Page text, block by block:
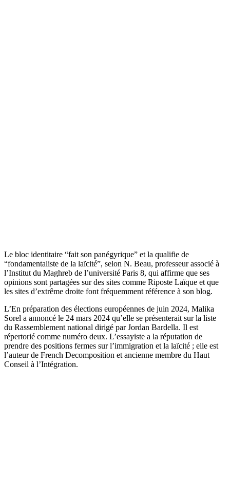
Le bloc identitaire “fait son panégyrique” et la qualifie de
“fondamentaliste de la laïcité”, selon N. Beau, professeur associé à
l’Institut du Maghreb de l’université Paris 8, qui affirme que ses
opinions sont partagées sur des sites comme Riposte Laïque et que
les sites d’extrême droite font fréquemment référence à son blog.
L’En préparation des élections européennes de juin 2024, Malika
Sorel a annoncé le 24 mars 2024 qu’elle se présenterait sur la liste
du Rassemblement national dirigé par Jordan Bardella. Il est
répertorié comme numéro deux. L’essayiste a la réputation de
prendre des positions fermes sur l’immigration et la laïcité ; elle est
l’auteur de French Decomposition et ancienne membre du Haut
Conseil à l’Intégration.